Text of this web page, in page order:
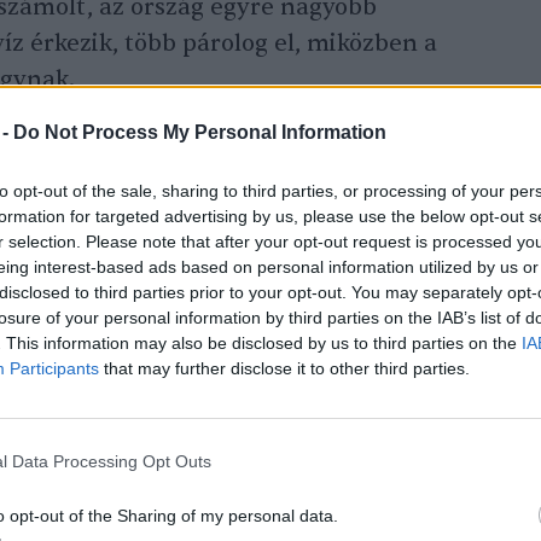
Do Not Process My Personal Information
opt-out of the sale, sharing to third parties, or processing of your
for targeted advertising by us, please use the below opt-out
selection. Please note that after your opt-out request is processed
interest-based ads based on personal information utilized by us
to third parties prior to your opt-out. You may separately
of your personal information by third parties on the IAB’s list of
This information may also be disclosed by us to third parties on the
Participants that may further disclose it to other third parties.
Data Processing Opt Outs
opt-out of the Sharing of my personal data.
az ország egyre nagyobb
érkezik, több párolog el, miközben a
leginkább
vetésterülete az 1991-
Ez természetesen
gyenge
az öntözés nem jelenthet valódi
megoldásokat is figyelembe véve –
át öntözzük, a kormányzati tervek